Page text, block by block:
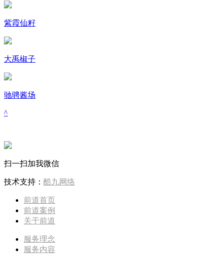
紫霞仙籽
大禹椒子
驰骋酱场
^
扫一扫加我微信
技术支持： 酷九网络
前道首页
前道案例
关于前道
服务理念
服务内容